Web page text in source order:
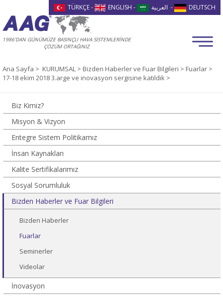
TÜRKÇE- ENGLISH - العربية - DEUTSCH
1986'DAN GÜNÜMÜZE BASINÇLI HAVA SİSTEMLERİNDE
ÇÖZÜM ORTAĞINIZ
Ana Sayfa > KURUMSAL > Bizden Haberler ve Fuar Bilgileri > Fuarlar >
17-18 ekim 2018 3.arge ve inovasyon sergisine katıldık >
Biz Kimiz?
Misyon & Vizyon
Entegre Sistem Politikamız
İnsan Kaynakları
Kalite Sertifikalarımız
Sosyal Sorumluluk
Bizden Haberler ve Fuar Bilgileri
Bizden Haberler
Fuarlar
Seminerler
Videolar
İnovasyon